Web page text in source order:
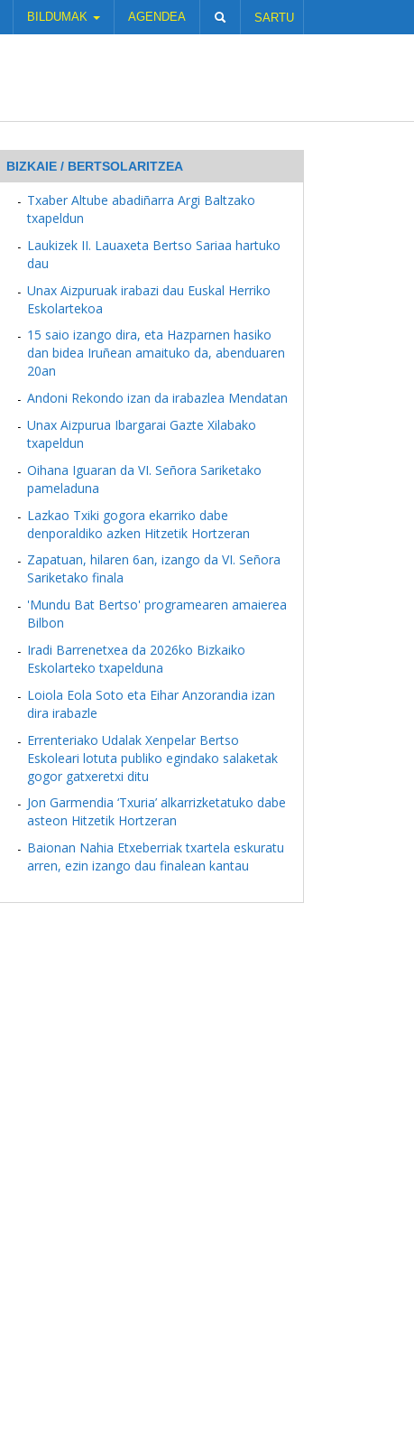
BILDUMAK AGENDEA SARTU
BIZKAIE / BERTSOLARITZEA
Txaber Altube abadiñarra Argi Baltzako
txapeldun
Laukizek II. Lauaxeta Bertso Sariaa hartuko
dau
Unax Aizpuruak irabazi dau Euskal Herriko
Eskolartekoa
15 saio izango dira, eta Hazparnen hasiko
dan bidea Iruñean amaituko da, abenduaren
20an
Andoni Rekondo izan da irabazlea Mendatan
Unax Aizpurua Ibargarai Gazte Xilabako
txapeldun
Oihana Iguaran da VI. Señora Sariketako
pameladuna
Lazkao Txiki gogora ekarriko dabe
denporaldiko azken Hitzetik Hortzeran
Zapatuan, hilaren 6an, izango da VI. Señora
Sariketako finala
'Mundu Bat Bertso' programearen amaierea
Bilbon
Iradi Barrenetxea da 2026ko Bizkaiko
Eskolarteko txapelduna
Loiola Eola Soto eta Eihar Anzorandia izan
dira irabazle
Errenteriako Udalak Xenpelar Bertso
Eskoleari lotuta publiko egindako salaketak
gogor gatxeretxi ditu
Jon Garmendia ‘Txuria’ alkarrizketatuko dabe
asteon Hitzetik Hortzeran
Baionan Nahia Etxeberriak txartela eskuratu
arren, ezin izango dau finalean kantau